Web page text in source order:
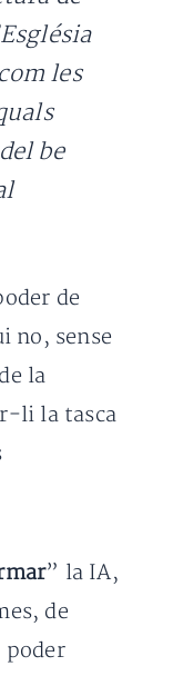
les
be
de
no, sense
la
li la tasca
” la IA,
de
poder